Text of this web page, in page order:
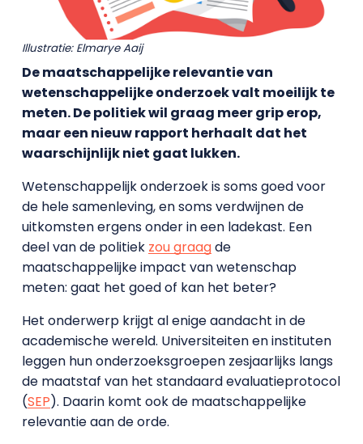
Illustratie: Elmarye Aaij
De maatschappelijke relevantie van
wetenschappelijke onderzoek valt moeilijk te
meten. De politiek wil graag meer grip erop,
maar een nieuw rapport herhaalt dat het
waarschijnlijk niet gaat lukken.
Wetenschappelijk onderzoek is soms goed voor
de hele samenleving, en soms verdwijnen de
uitkomsten ergens onder in een ladekast. Een
deel van de politiek zou graagde
maatschappelijke impact van wetenschap
meten: gaat het goed of kan het beter?
Het onderwerp krijgt al enige aandacht in de
academische wereld. Universiteiten en instituten
leggen hun onderzoeksgroepen zesjaarlijks langs
de maatstaf van het standaard evaluatieprotocol
(SEP). Daarin komt ook de maatschappelijke
relevantie aan de orde.